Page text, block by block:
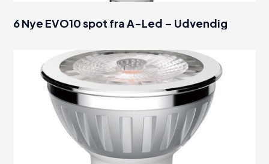
6 Nye EVO10 spot fra A-Led – Udvendig